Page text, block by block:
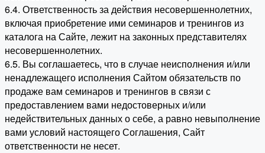
6.4. Ответственность за действия несовершеннолетних,
включая приобретение ими семинаров и тренингов из
каталога на Сайте, лежит на законных представителях
несовершеннолетних.
6.5. Вы соглашаетесь, что в случае неисполнения и/или
ненадлежащего исполнения Сайтом обязательств по
продаже вам семинаров и тренингов в связи с
предоставлением вами недостоверных и/или
недействительных данных о себе, а равно невыполнение
вами условий настоящего Соглашения, Сайт
ответственности не несет.